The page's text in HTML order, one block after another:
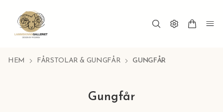
HEM FÅRSTOLAR & GUNGFÅR GUNGFÅR
Gungfår